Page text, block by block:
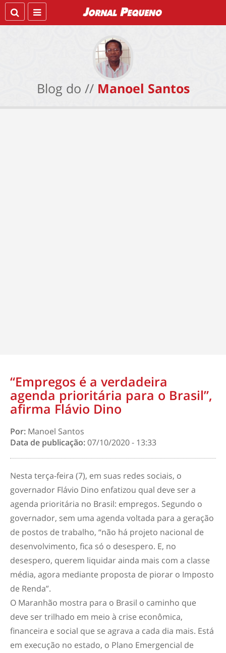
Blog do // Manoel Santos
“Empregos é a verdadeira
agenda prioritária para o Brasil”,
afirma Flávio Dino
Por: Manoel Santos
Data de publicação:07/10/2020 - 13:33
Nesta terça-feira (7), em suas redes sociais, o
governador Flávio Dino enfatizou qual deve ser a
agenda prioritária no Brasil: empregos. Segundo o
governador, sem uma agenda voltada para a geração
de postos de trabalho, “não há projeto nacional de
desenvolvimento, fica só o desespero. E, no
desespero, querem liquidar ainda mais com a classe
média, agora mediante proposta de piorar o Imposto
de Renda”.
O Maranhão mostra para o Brasil o caminho que
deve ser trilhado em meio à crise econômica,
financeira e social que se agrava a cada dia mais. Está
em execução no estado, o Plano Emergencial de